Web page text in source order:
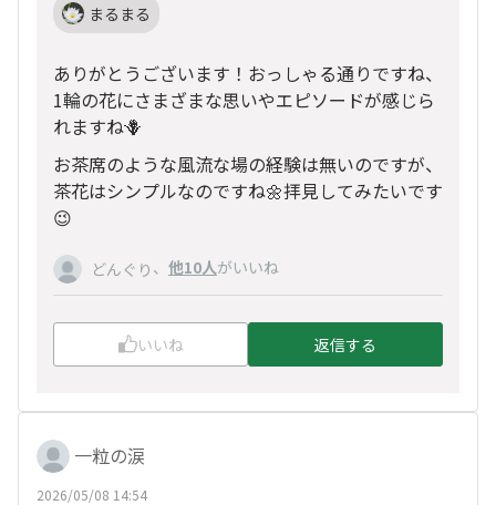
まるまる
ありがとうございます！おっしゃる通りですね、
1輪の花にさまざまな思いやエピソードが感じら
れますね🪻
お茶席のような風流な場の経験は無いのですが、
茶花はシンプルなのですね🌼拝見してみたいです
😉
どんぐり 、 他10人がいいね
いいね 返信する
一粒の涙
2026/05/08 14:54